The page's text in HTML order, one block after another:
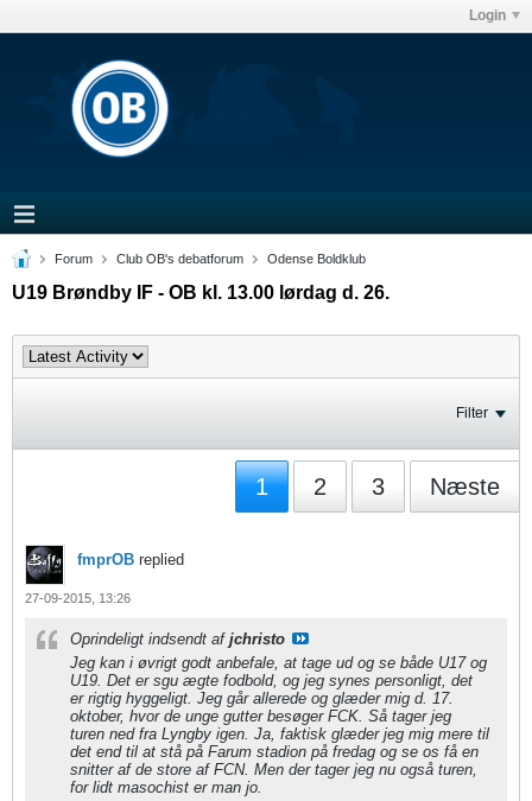
Login
Forum Club OB's debatforum Odense Boldklub
U19 Brøndby IF - OB kl. 13.00 lørdag d. 26.
Filter
1 2 3 Næste
fmprOB replied
27-09-2015, 13:26
Oprindeligt indsendt af jchristo
Jeg kan i øvrigt godt anbefale, at tage ud og se både U17 og
U19. Det er sgu ægte fodbold, og jeg synes personligt, det
er rigtig hyggeligt. Jeg går allerede og glæder mig d. 17.
oktober, hvor de unge gutter besøger FCK. Så tager jeg
turen ned fra Lyngby igen. Ja, faktisk glæder jeg mig mere til
det end til at stå på Farum stadion på fredag og se os få en
snitter af de store af FCN. Men der tager jeg nu også turen,
for lidt masochist er man jo.